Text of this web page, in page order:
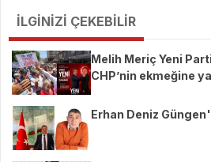
İLGİNİZİ ÇEKEBİLİR
Melih Meriç Yeni
CHP’nin ekmeğine
Erhan Deniz